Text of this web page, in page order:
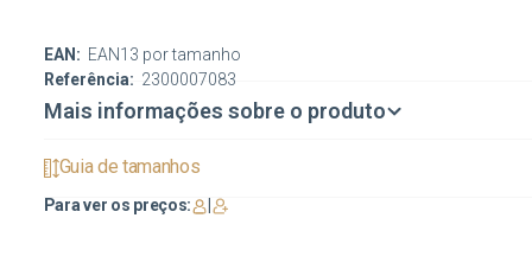
Referência: 2300007083
EAN: EAN13 por tamanho
Mais informações sobre o produto
Guia de tamanhos
Para ver os preços: